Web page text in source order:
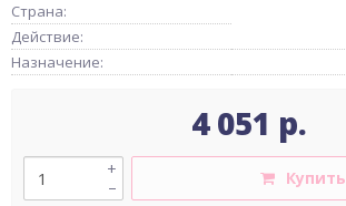
Страна:
Действие:
Назначение:
4 051 р.
–
+
Купить